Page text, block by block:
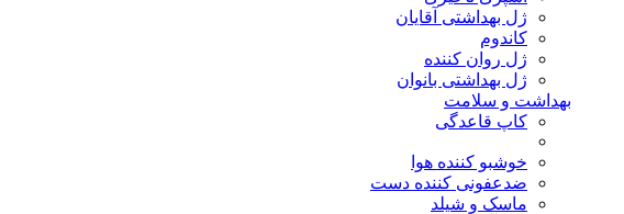
ژل بهداشتی آقایان
کاندوم
ژل روان کننده
ژل بهداشتی بانوان
بهداشت و سلامت
کاپ قاعدگی
خوشبو کننده هوا
ضدعفونی کننده دست
ماسک و شیلد